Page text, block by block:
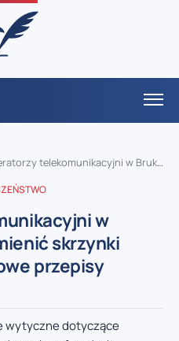
w Brukseli muszą wymienić skrzynki światłowodowe: nowe przepisy urbanistyczne
w
skrzynki
przepisy
wytyczne dotyczące